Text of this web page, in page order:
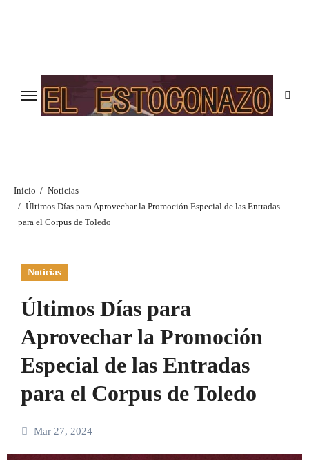
Inicio
Noticias
Últimos Días para Aprovechar la Promoción Especial de las Entradas
para el Corpus de Toledo
Noticias
Últimos Días para
Aprovechar la Promoción
Especial de las Entradas
para el Corpus de Toledo
Mar 27, 2024